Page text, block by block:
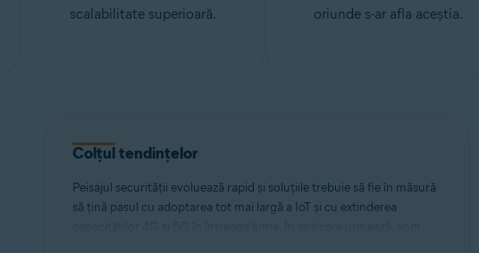
scalabilitate superioară.
oriunde s-ar afla aceștia.
Colțul tendințelor
Peisajul securității evoluează rapid și soluțiile trebuie să fie în măsură
să țină pasul cu adoptarea tot mai largă a IoT și cu extinderea